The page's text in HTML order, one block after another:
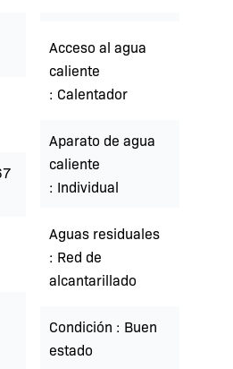
Acceso al agua
caliente
Calentador
Aparato de agua
caliente
Individual
Aguas residuales
Red de
alcantarillado
Condición
Buen
estado